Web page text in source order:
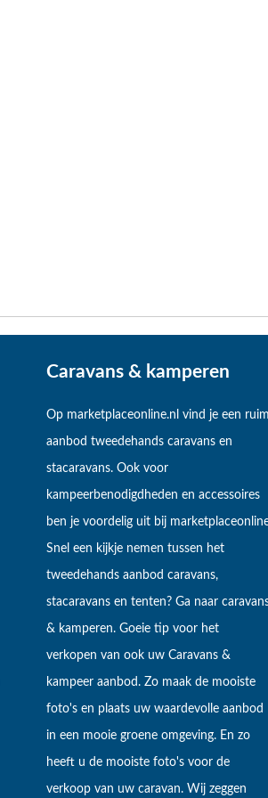
Caravans & kamperen
Op marketplaceonline.nl vind je een ruim
aanbod tweedehands caravans en
stacaravans. Ook voor
kampeerbenodigdheden en accessoires
ben je voordelig uit bij
Snel een kijkje nemen tussen het
tweedehands aanbod caravans,
stacaravans en tenten? Ga naar
& kamperen. Goeie tip voor het
verkopen van ook uw Caravans &
kampeer aanbod. Zo maak de mooiste
foto's en plaats uw waardevolle aanbod
in een mooie groene omgeving. En zo
heeft u de mooiste foto's voor de
verkoop van uw caravan. Wij zeggen